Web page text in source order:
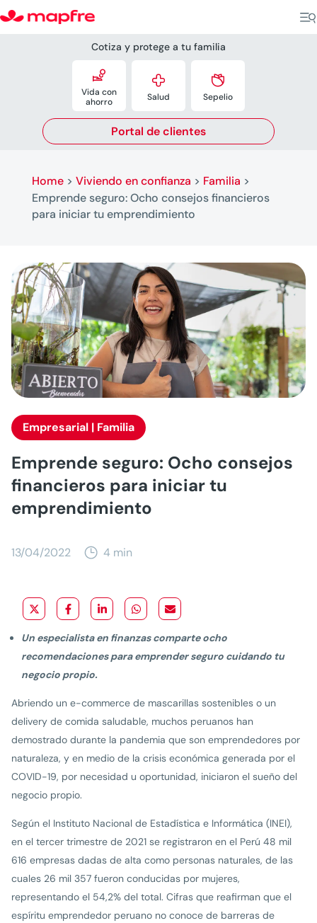
Cotiza y protege a tu familia

Vida con
ahorro

Salud

Sepelio
Portal de clientes
Home> Viviendo en confianza > Familia >
Emprende seguro: Ocho consejos financieros
para iniciar tu emprendimiento
Empresarial | Familia
Emprende seguro: Ocho consejos
financieros para iniciar tu
emprendimiento
13/04/2022 4 min
Un especialista en finanzas comparte ocho
recomendaciones para emprender seguro cuidando tu
negocio propio.
Abriendo un e-commerce de mascarillas sostenibles o un
delivery de comida saludable, muchos peruanos han
demostrado durante la pandemia que son emprendedores por
naturaleza, y en medio de la crisis económica generada por el
COVID-19, por necesidad u oportunidad, iniciaron el sueño del
negocio propio.
Según el Instituto Nacional de Estadística e Informática (INEI),
en el tercer trimestre de 2021 se registraron en el Perú 48 mil
616 empresas dadas de alta como personas naturales, de las
cuales 26 mil 357 fueron conducidas por mujeres,
representando el 54,2% del total. Cifras que reafirman que el
espíritu emprendedor peruano no conoce de barreras de